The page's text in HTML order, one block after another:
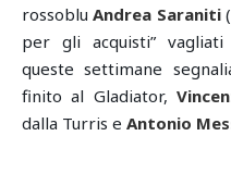
rossobluAndrea Saraniti
per gli acquisti”
queste settimane
finito al Gladiator,
dalla Turris e Antonio